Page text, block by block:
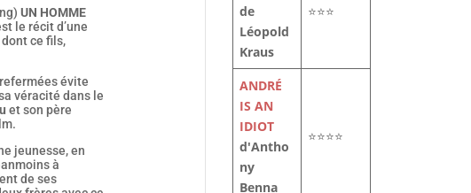
UN HOMME
le récit d’une
ce fils,
évite
véracité dans le
et son père
jeunesse, en
à
de ses
de
Léopold
Kraus
⭐⭐⭐
ANDRÉ
IS AN
IDIOT
d'Antho
ny
Benna
⭐⭐⭐⭐